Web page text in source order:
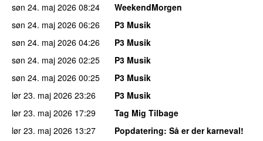
søn 24. maj 2026 08:24
WeekendMorgen
søn 24. maj 2026 06:26
P3 Musik
søn 24. maj 2026 04:26
P3 Musik
søn 24. maj 2026 02:25
P3 Musik
søn 24. maj 2026 00:25
P3 Musik
lør 23. maj 2026 23:26
P3 Musik
lør 23. maj 2026 17:29
Tag Mig Tilbage
lør 23. maj 2026 13:27 Popdatering: Så er der karneval!